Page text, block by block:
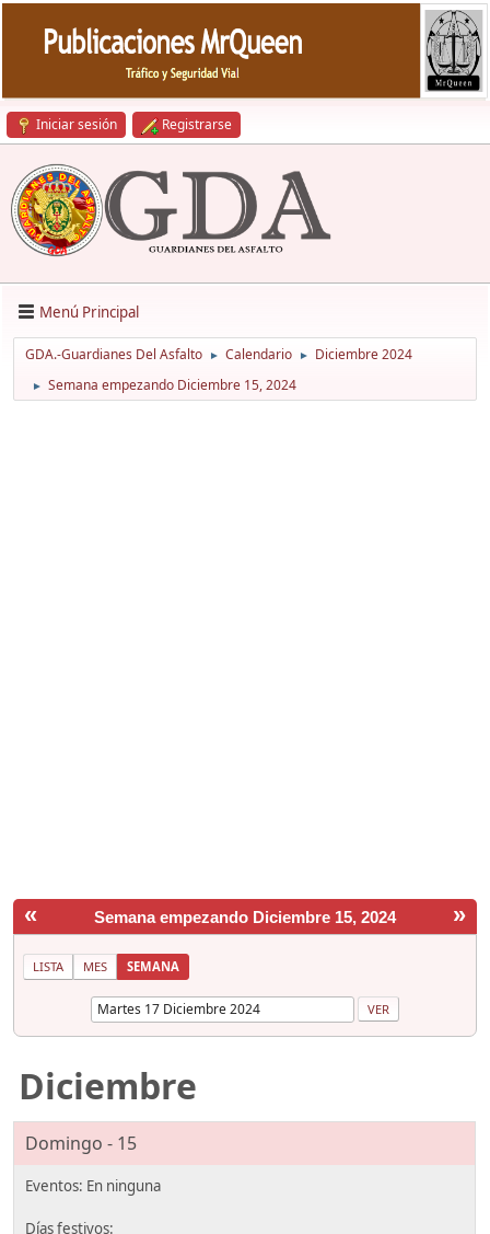
Iniciar sesión Registrarse
Menú Principal
GDA.-Guardianes Del Asfalto ► Calendario ► Diciembre 2024
► Semana empezando Diciembre 15, 2024
« »
Semana empezando Diciembre 15, 2024
LISTA MES SEMANA
Diciembre
Domingo - 15